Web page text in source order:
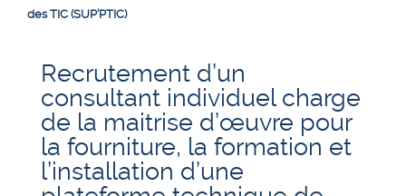
des TIC (SUP’PTIC)
Recrutement d’un
consultant individuel charge
de la maitrise d’œuvre pour
la fourniture, la formation et
l’installation d’une